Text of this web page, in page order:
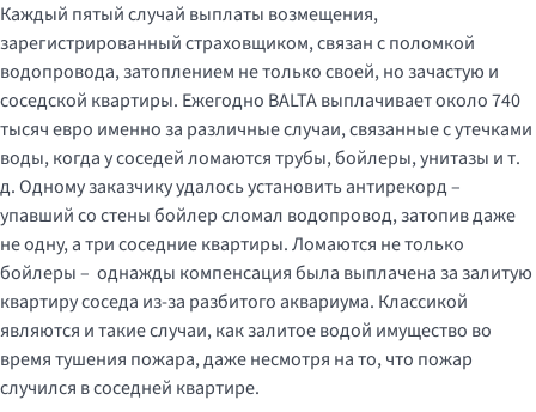
Каждый пятый случай выплаты возмещения,
зарегистрированный страховщиком, связан с поломкой
водопровода, затоплением не только своей, но зачастую и
соседской квартиры. Ежегодно BALTA выплачивает около 740
тысяч евро именно за различные случаи, связанные с утечками
воды, когда у соседей ломаются трубы, бойлеры, унитазы и т.
д. Одному заказчику удалось установить антирекорд –
упавший со стены бойлер сломал водопровод, затопив даже
не одну, а три соседние квартиры. Ломаются не только
бойлеры – однажды компенсация была выплачена за залитую
квартиру соседа из-за разбитого аквариума. Классикой
являются и такие случаи, как залитое водой имущество во
время тушения пожара, даже несмотря на то, что пожар
случился в соседней квартире.